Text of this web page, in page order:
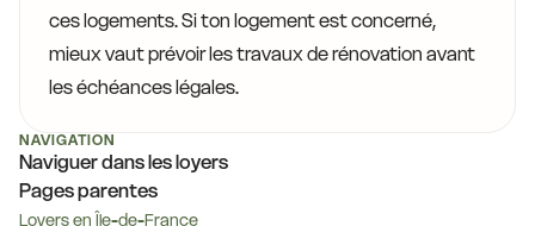
ces logements. Si ton logement est concerné,
mieux vaut prévoir les travaux de rénovation avant
les échéances légales.
NAVIGATION
Naviguer dans les loyers
Pages parentes
Loyers en Île-de-France